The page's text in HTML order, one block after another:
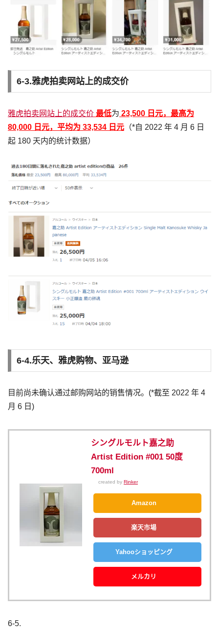
6-3.雅虎拍卖网站上的成交价
雅虎拍卖网站上的成交价 最低为 23,500 日元，最高为
80,000 日元，平均为 33,534 日元 （*自 2022 年 4 月 6 日
起 180 天内的统计数据）
6-4.乐天、雅虎购物、亚马逊
目前尚未确认通过邮购网站的销售情况。(*截至 2022 年 4
月 6 日)
シングルモルト嘉之助
Artist Edition #001 50度
700ml
created by Rinker
Amazon
楽天市場
Yahooショッピング
メルカリ
6-5.